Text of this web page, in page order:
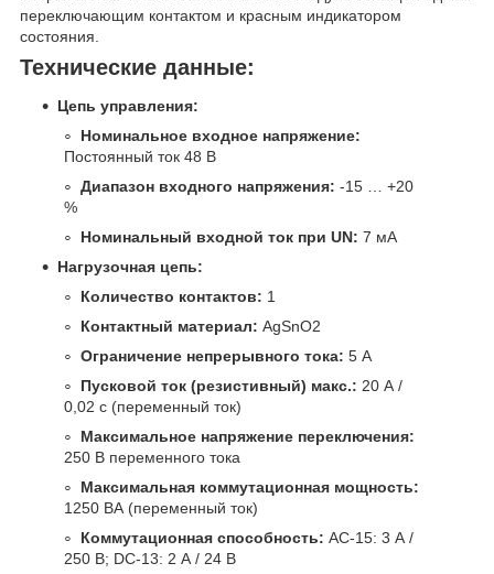
переключающим контактом и красным индикатором
состояния.
Технические данные:
Цепь управления:
Номинальное входное напряжение:
Постоянный ток 48 В
Диапазон входного напряжения: -15 … +20
%
Номинальный входной ток при UN: 7 мА
Нагрузочная цепь:
Количество контактов: 1
Контактный материал: AgSnO2
Ограничение непрерывного тока: 5 А
Пусковой ток (резистивный) макс.: 20 А /
0,02 с (переменный ток)
Максимальное напряжение переключения:
250 В переменного тока
Максимальная коммутационная мощность:
1250 ВА (переменный ток)
Коммутационная способность: AC-15: 3 А /
250 В; DC-13: 2 А / 24 В